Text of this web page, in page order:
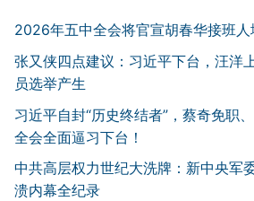
2026年五中全会将官宣胡春华接班人
张又侠四点建议：习近平下台，汪洋
员选举产生
习近平自封“历史终结者”，蔡奇免职
全会全面逼习下台！
中共高层权力世纪大洗牌：新中央军
溃内幕全纪录